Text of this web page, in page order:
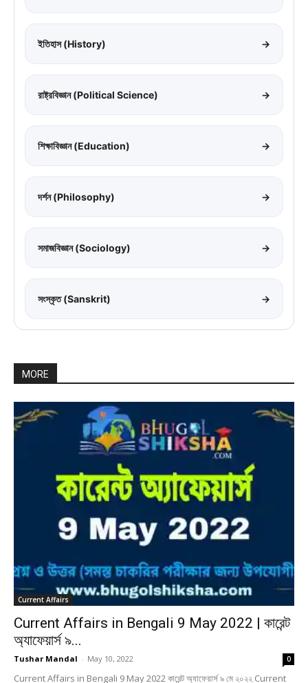
ইতিহাস (History) →
রাষ্ট্রবিজ্ঞান (Political Science) →
শিক্ষাবিজ্ঞান (Education) →
দর্শন (Philosophy) →
সমাজবিজ্ঞান (Sociology) →
সংস্কৃত (Sanskrit) →
MORE
Current Affairs
Current Affairs in Bengali 9 May 2022 | কারেন্ট
অ্যাফেয়ার্স ৯...
Tushar Mandal - May 10, 2022 0
Current Affairs in Bengali 9 May 2022 কারেন্ট অ্যাফেয়ার্স ৯ মে ২০২২ Current